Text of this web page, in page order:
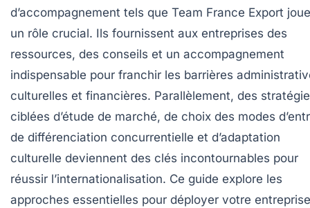
d’accompagnement tels que Team France Export
un rôle crucial. Ils fournissent aux entreprises des
ressources, des conseils et un accompagnement
indispensable pour franchir les barrières
culturelles et financières. Parallèlement, des
ciblées d’étude de marché, de choix des modes
de différenciation concurrentielle et d’adaptation
culturelle deviennent des clés incontournables pour
réussir l’internationalisation. Ce guide explore les
approches essentielles pour déployer votre